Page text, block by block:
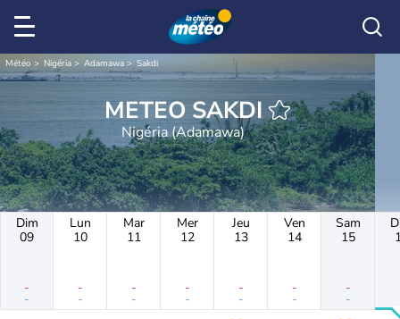
Météo Nigéria Adamawa Sakdi
METEO SAKDI
Nigéria (Adamawa)
Dim
09
-
-
Lun
10
-
-
Mar
11
-
-
Mer
12
-
-
Jeu
13
-
-
Ven
14
-
-
Sam
15
-
-